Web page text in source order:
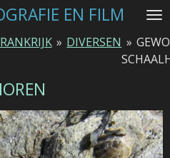
EN FILM
» DIVERSEN »